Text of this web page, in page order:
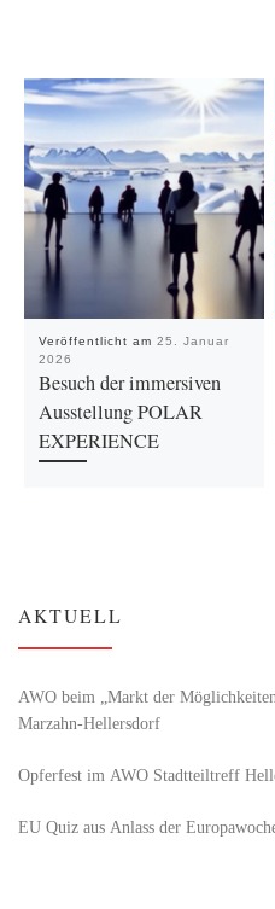
Veröffentlicht am 25. Januar
2026
Besuch der immersiven
Ausstellung POLAR
EXPERIENCE
AKTUELL
AWO beim „Markt der
Marzahn-Hellersdorf
Opferfest im AWO Stadtteiltreff
EU Quiz aus Anlass der